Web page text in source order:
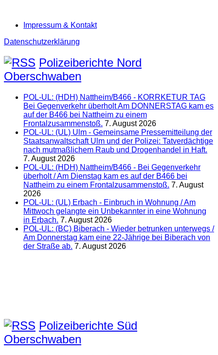
Impressum & Kontakt
Datenschutzerklärung
Polizeiberichte Nord
Oberschwaben
POL-UL: (HDH) Nattheim/B466 - KORRKETUR TAG
Bei Gegenverkehr überholt Am DONNERSTAG kam es
auf der B466 bei Nattheim zu einem
Frontalzusammenstoß. 7. August 2026
POL-UL: (UL) Ulm - Gemeinsame Pressemitteilung der
Staatsanwaltschaft Ulm und der Polizei: Tatverdächtige
nach mutmaßlichem Raub und Drogenhandel in Haft.
7. August 2026
POL-UL: (HDH) Nattheim/B466 - Bei Gegenverkehr
überholt / Am Dienstag kam es auf der B466 bei
Nattheim zu einem Frontalzusammenstoß. 7. August
2026
POL-UL: (UL) Erbach - Einbruch in Wohnung / Am
Mittwoch gelangte ein Unbekannter in eine Wohnung
in Erbach. 7. August 2026
POL-UL: (BC) Biberach - Wieder betrunken unterwegs /
Am Donnerstag kam eine 22-Jährige bei Biberach von
der Straße ab. 7. August 2026
Polizeiberichte Süd
Oberschwaben